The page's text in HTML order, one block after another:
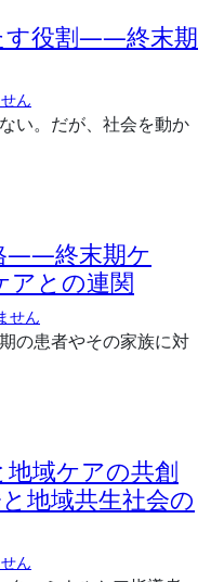
す役割――終末期
ん
――終末期ケ
アとの連関
せん
域ケアの共創
地域共生社会の
ん